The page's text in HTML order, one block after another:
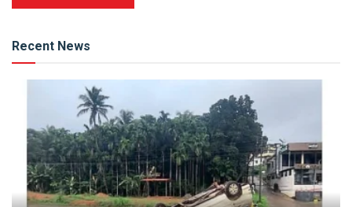
Recent News